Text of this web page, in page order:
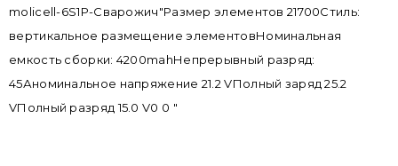
molicell-6S1P-Сварожич"Размер элементов 21700Стиль:
вертикальное размещение элементовНоминальная
емкость сборки: 4200mahНепрерывный разряд:
45Аноминальное напряжение 21.2 VПолный заряд 25.2
VПолный разряд 15.0 V0 0 "